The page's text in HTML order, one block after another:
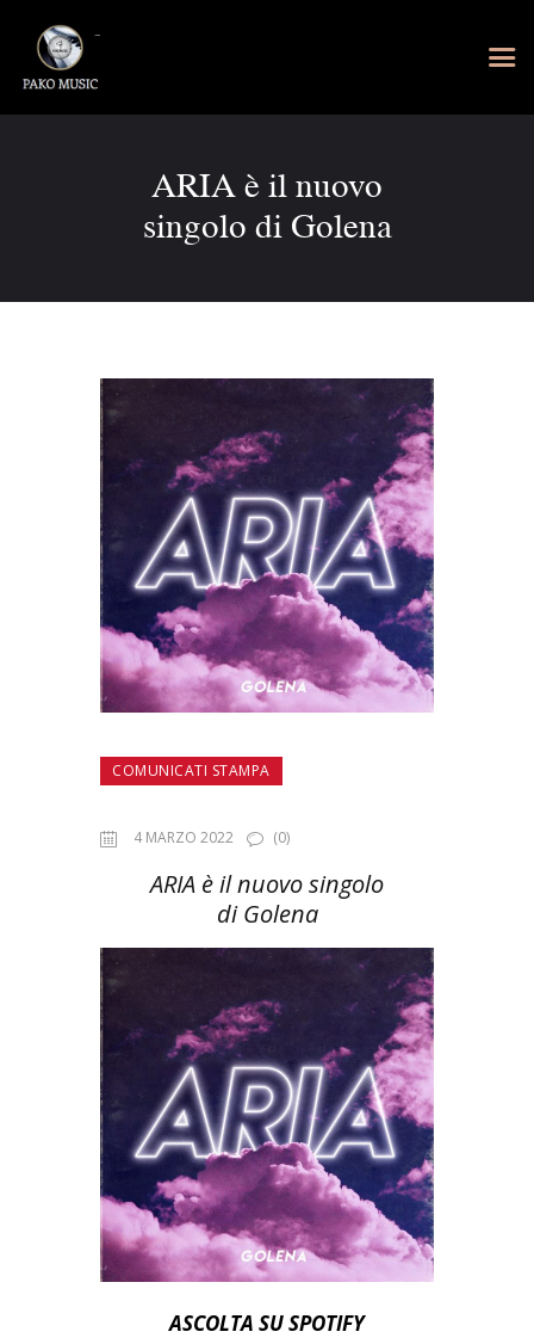
ARIA è il nuovo
singolo di Golena
COMUNICATI STAMPA
4 MARZO 2022 (0)
ARIA è il nuovo singolo
di Golena
ASCOLTA SU SPOTIFY